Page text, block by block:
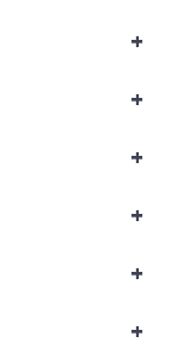
+
+
+
+
+
+